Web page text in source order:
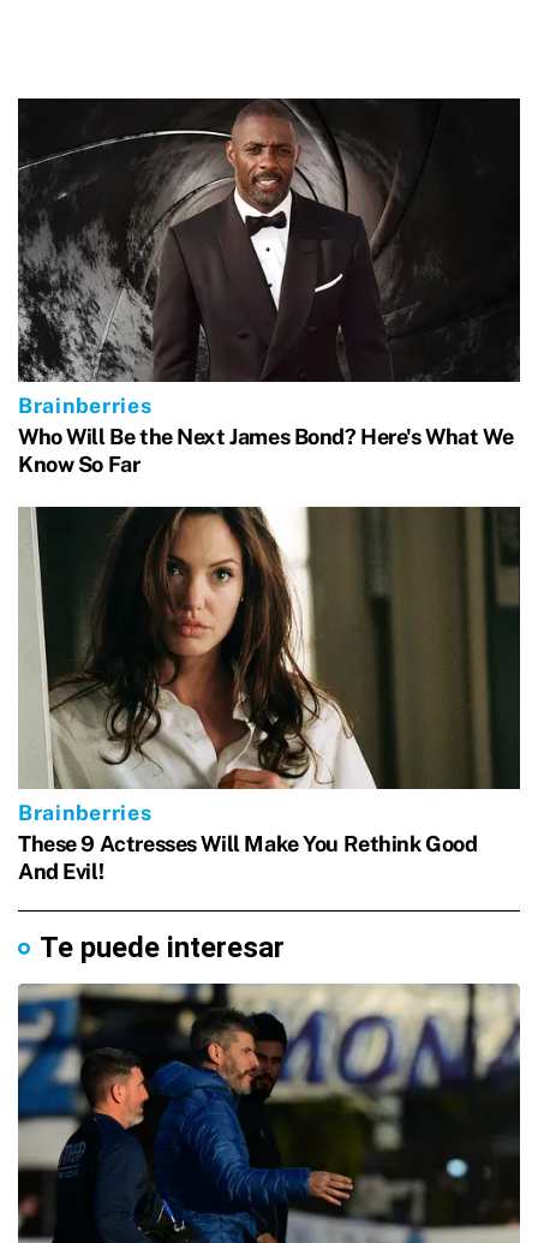
Te puede interesar